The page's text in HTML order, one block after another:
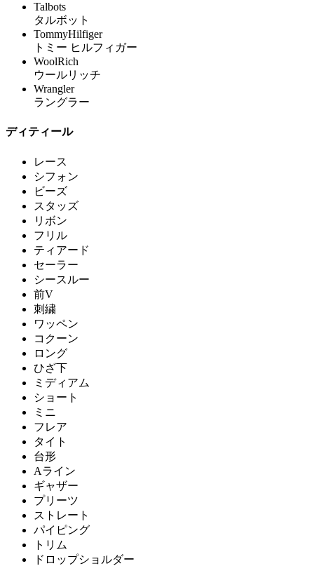
Talbots
タルボット
TommyHilfiger
トミー ヒルフィガー
WoolRich
ウールリッチ
Wrangler
ラングラー
ディティール
レース
シフォン
ビーズ
スタッズ
リボン
フリル
ティアード
セーラー
シースルー
前V
刺繍
ワッペン
コクーン
ロング
ひざ下
ミディアム
ショート
ミニ
フレア
タイト
台形
Aライン
ギャザー
プリーツ
ストレート
パイピング
トリム
ドロップショルダー